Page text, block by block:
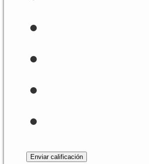
Enviar calificación